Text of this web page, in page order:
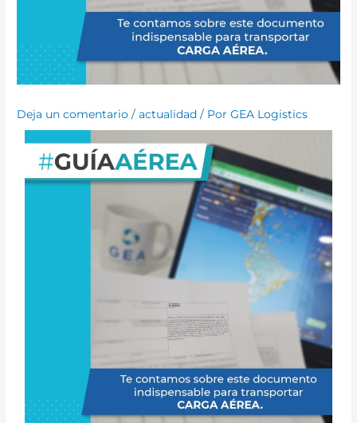
Deja un comentario /actualidad / PorGEA Logistics